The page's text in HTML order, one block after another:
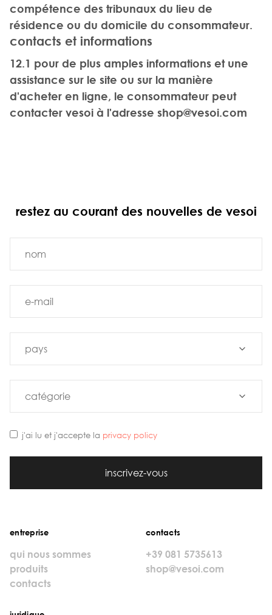
compétence des tribunaux du lieu de
résidence ou du domicile du consommateur.
contacts et informations
12.1 pour de plus amples informations et une
assistance sur le site ou sur la manière
d'acheter en ligne, le consommateur peut
contacter vesoi à l'adresse shop@vesoi.com
restez au courant des nouvelles de vesoi
j'ai lu et j'accepte la privacy policy
inscrivez-vous
entreprise
qui nous sommes
produits
contacts
contacts
+39 081 5735613
shop@vesoi.com